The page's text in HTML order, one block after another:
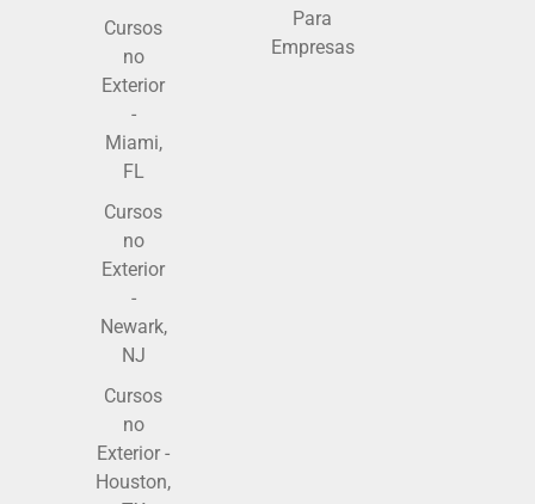
Cursos
no
Exterior
-
Miami,
FL
Cursos
no
Exterior
-
Newark,
NJ
Cursos
no
Exterior -
Houston,
Para
Empresas